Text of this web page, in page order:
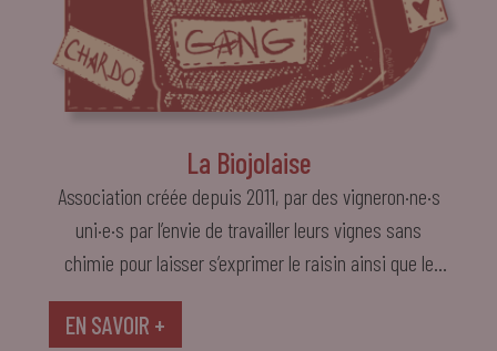
La Biojolaise
Association créée depuis 2011, par des vigneron·ne·s
uni·e·s par l’envie de travailler leurs vignes sans
chimie pour laisser s’exprimer le raisin ainsi que le
EN SAVOIR +